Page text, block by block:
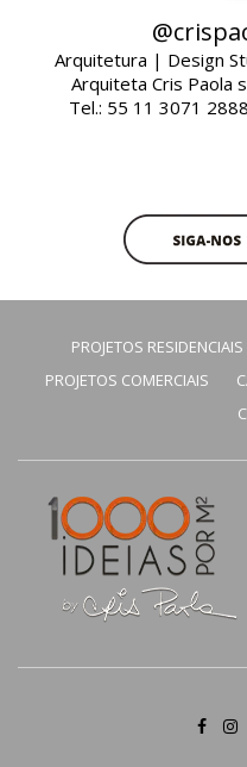
Arquitetura | Design
Arquiteta Cris Paola
Tel.: 55 11 3071
PROJETOS RESIDENCIAIS
PROJETOS COMERCIAIS